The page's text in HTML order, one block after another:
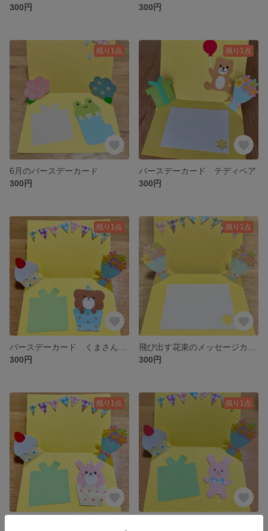
300円
300円
残り1点
6月のバースデーカード
300円
残り1点
バースデーカード テディベア
300円
残り1点
300円
残り1点
300円
残り1点 残り1点